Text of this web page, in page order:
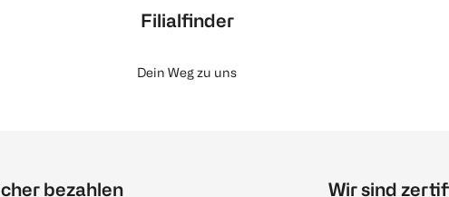
Filialfinder
Dein Weg zu uns
bezahlen Wir sind